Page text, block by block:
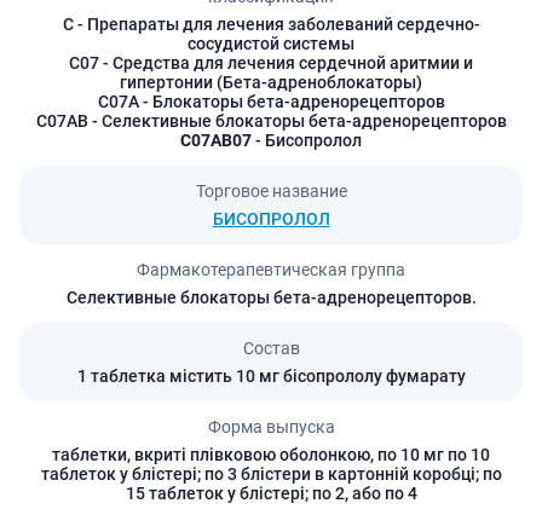
C- Препараты для лечения заболеваний сердечно-
сосудистой системы
C07- Средства для лечения сердечной аритмии и
гипертонии (Бета-адреноблокаторы)
C07A- Блокаторы бета-адренорецепторов
C07AB - Селективные блокаторы бета-адренорецепторов
C07AB07- Бисопролол
Торговое название
БИСОПРОЛОЛ
Фармакотерапевтическая группа
Селективные блокаторы бета-адренорецепторов.
Состав
1 таблетка містить 10 мг бісопрололу фумарату
Форма выпуска
таблетки, вкриті плівковою оболонкою, по 10 мг по 10
таблеток у блістері; по 3 блістери в картонній коробці; по
15 таблеток у блістері; по 2, або по 4